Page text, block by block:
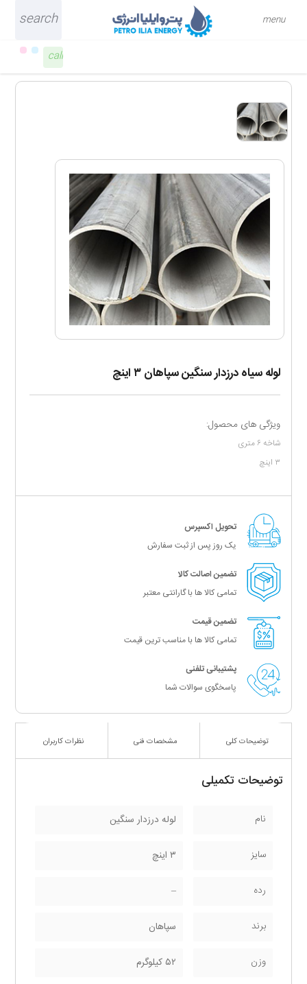
close menu
search
call
لوله سیاه درزدار سنگین سپاهان ۳ اینچ
ویژگی های محصول:
شاخه ۶ متری
۳ اینچ
تحویل اکسپرس
یک روز پس از ثبت سفارش
تضمین اصالت کالا
تمامی کالا ها با گارانتی معتبر
تضمین قیمت
تمامی کالا ها با مناسب ترین قیمت
پشتیبانی تلفنی
پاسخگوی سوالات شما
توضیحات کلی مشخصات فنی نظرات کاربران
توضیحات تکمیلی
نام لوله درزدار سنگین
سایز ۳ اینچ
رده –
برند سپاهان
وزن ۵۲ کیلوگرم